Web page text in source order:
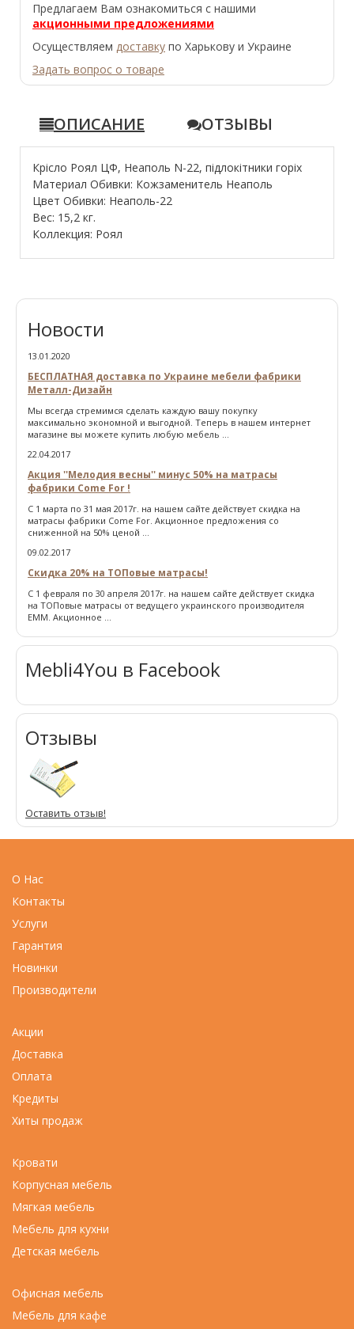
Предлагаем Вам ознакомиться с нашими
акционными предложениями
Осуществляем доставку по Харькову и Украине
Задать вопрос о товаре
ОПИСАНИЕ ОТЗЫВЫ
Крісло Роял ЦФ, Неаполь N-22, підлокітники горіх
Материал Обивки: Кожзаменитель Неаполь
Цвет Обивки: Неаполь-22
Вес: 15,2 кг.
Коллекция: Роял
Новости
13.01.2020
БЕСПЛАТНАЯ доставка по Украине мебели фабрики
Металл-Дизайн
Мы всегда стремимся сделать каждую вашу покупку
максимально экономной и выгодной. Теперь в нашем интернет
магазине вы можете купить любую мебель ...
22.04.2017
Акция ''Мелодия весны'' минус 50% на матрасы
фабрики Come For !
С 1 марта по 31 мая 2017г. на нашем сайте действует скидка на
матрасы фабрики Come For. Акционное предложения со
сниженной на 50% ценой ...
09.02.2017
Скидка 20% на ТОПовые матрасы!
С 1 февраля по 30 апреля 2017г. на нашем сайте действует скидка
на ТОПовые матрасы от ведущего украинского производителя
ЕММ. Акционное ...
Mebli4You в Facebook
Отзывы
Оставить отзыв!
О Нас
Контакты
Услуги
Гарантия
Новинки
Производители
Акции
Доставка
Оплата
Кредиты
Хиты продаж
Кровати
Корпусная мебель
Мягкая мебель
Мебель для кухни
Детская мебель
Офисная мебель
Мебель для кафе